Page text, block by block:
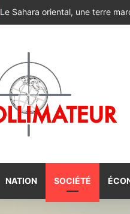
Alerte rouge : Halte aux
NATION SOCIÉTÉ